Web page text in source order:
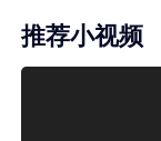
推荐小视频